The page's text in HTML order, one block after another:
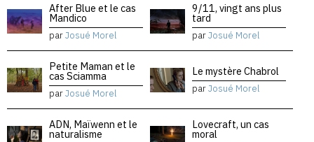
After Blue et le cas
Mandico
parJosué Morel
9/11, vingt ans plus
tard
parJosué Morel
Petite Maman et le
cas Sciamma
parJosué Morel
Le mystère Chabrol
parJosué Morel
ADN, Maïwenn et le
naturalisme
Lovecraft, un cas
moral